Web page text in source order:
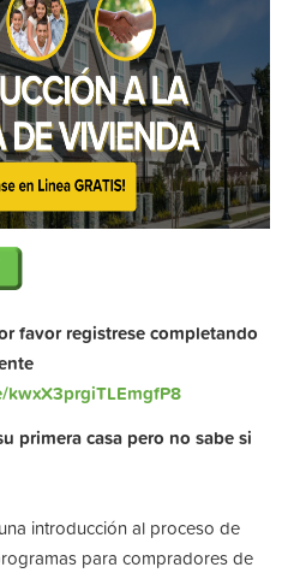
favor registrese completando
primera casa pero no sabe si
introducción al proceso de
para compradores de